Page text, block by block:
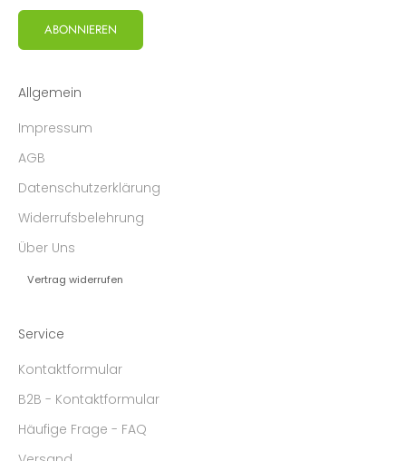
ABONNIEREN
Allgemein
Impressum
AGB
Datenschutzerklärung
Widerrufsbelehrung
Über Uns
Vertrag widerrufen
Service
Kontaktformular
B2B - Kontaktformular
Häufige Frage - FAQ